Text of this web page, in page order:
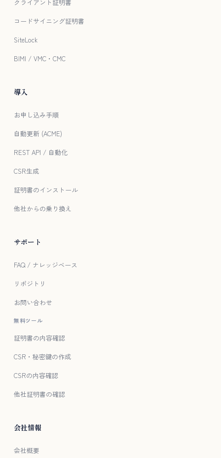
クライアント証明書
コードサイニング証明書
SiteLock
BIMI / VMC・CMC
導入
お申し込み手順
自動更新 (ACME)
REST API / 自動化
CSR生成
証明書のインストール
他社からの乗り換え
サポート
FAQ / ナレッジベース
リポジトリ
お問い合わせ
無料ツール
証明書の内容確認
CSR・秘密鍵の作成
CSRの内容確認
他社証明書の確認
会社情報
会社概要